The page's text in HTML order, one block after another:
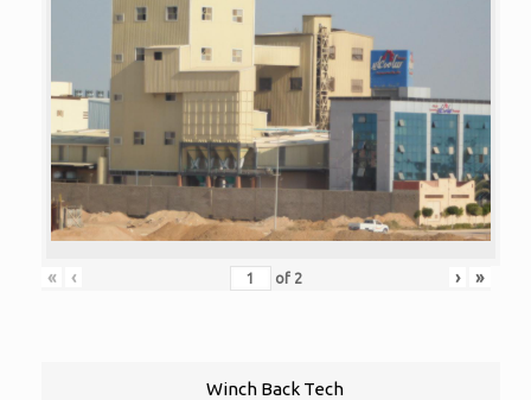
« ‹ of 2 › »
Winch Back Tech